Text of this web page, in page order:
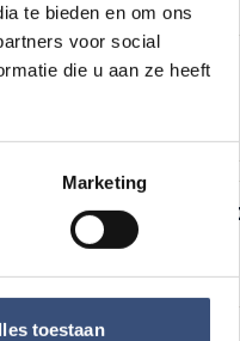
te bieden en om ons
voor social
die u aan ze heeft
Marketing
toestaan
in Ouddorp
musici in Dorpskerk